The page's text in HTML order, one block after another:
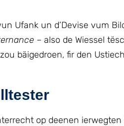
Ufank un d’Devise vum
– also de Wiessel
bäigedroen, fir den
op deenen